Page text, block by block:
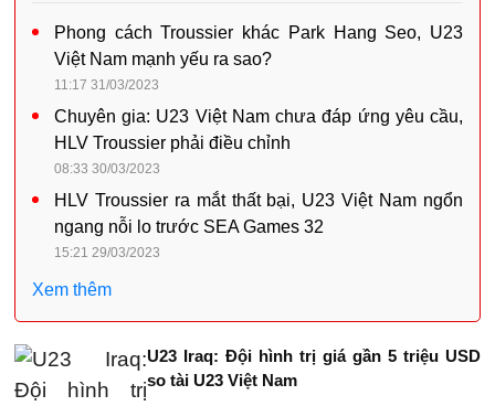
Phong cách Troussier khác Park Hang Seo, U23
Việt Nam mạnh yếu ra sao?
11:17 31/03/2023
Chuyên gia: U23 Việt Nam chưa đáp ứng yêu cầu,
HLV Troussier phải điều chỉnh
08:33 30/03/2023
HLV Troussier ra mắt thất bại, U23 Việt Nam ngổn
ngang nỗi lo trước SEA Games 32
15:21 29/03/2023
Xem thêm
U23 Iraq: Đội hình trị giá gần 5 triệu USD
so tài U23 Việt Nam